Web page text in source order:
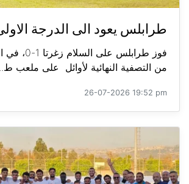
طرابلس يعود الى الدرجة
فوز طرابلس على
من التصفية النهائية لأوائل على ملعب ط...
26-07-2026 19:52 pm